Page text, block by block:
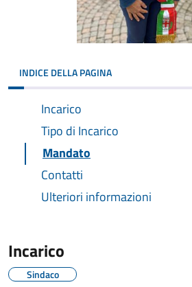
INDICE DELLA PAGINA
Incarico
Tipo di Incarico
Mandato
Contatti
Ulteriori informazioni
Incarico
Sindaco